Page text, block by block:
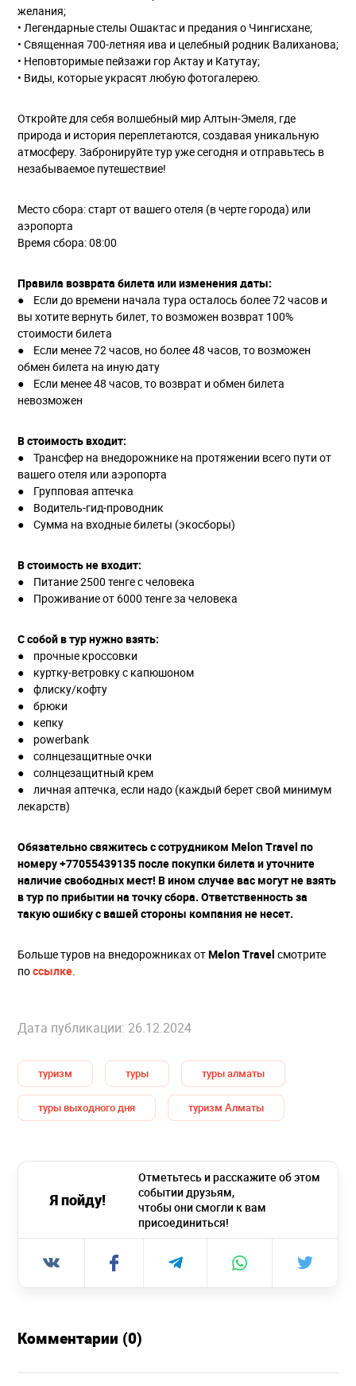
желания;
• Легендарные стелы Ошактас и предания о Чингисхане;
• Священная 700-летняя ива и целебный родник Валиханова;
• Неповторимые пейзажи гор Актау и Катутау;
• Виды, которые украсят любую фотогалерею.
Откройте для себя волшебный мир Алтын-Эмеля, где
природа и история переплетаются, создавая уникальную
атмосферу. Забронируйте тур уже сегодня и отправьтесь в
незабываемое путешествие!
Место сбора: старт от вашего отеля (в черте города) или
аэропорта
Время сбора: 08:00
Правила возврата билета или изменения даты:
● Если до времени начала тура осталось более 72 часов и
вы хотите вернуть билет, то возможен возврат 100%
стоимости билета
● Если менее 72 часов, но более 48 часов, то возможен
обмен билета на иную дату
● Если менее 48 часов, то возврат и обмен билета
невозможен
В стоимость входит:
● Трансфер на внедорожнике на протяжении всего пути от
вашего отеля или аэропорта
● Групповая аптечка
● Водитель-гид-проводник
● Сумма на входные билеты (экосборы)
В стоимость не входит:
● Питание 2500 тенге с человека
● Проживание от 6000 тенге за человека
С собой в тур нужно взять:
● прочные кроссовки
● куртку-ветровку с капюшоном
● флиску/кофту
● брюки
● кепку
● powerbank
● солнцезащитные очки
● солнцезащитный крем
● личная аптечка, если надо (каждый берет свой минимум
лекарств)
Обязательно свяжитесь с сотрудником Melon Travel по
номеру +77055439135 после покупки билета и уточните
наличие свободных мест! В ином случае вас могут не взять
в тур по прибытии на точку сбора. Ответственность за
такую ошибку с вашей стороны компания не несет.
Больше туров на внедорожниках отMelon Travel смотрите
поссылке
Дата публикации: 26.12.2024
туризм туры туры алматы
туры выходного дня туризм Алматы
Я пойду!
Отметьтесь и расскажите об этом
событии друзьям,
чтобы они смогли к вам
присоединиться!
Комментарии (0)